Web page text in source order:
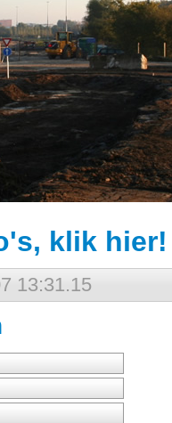
klik hier!
13:31.15